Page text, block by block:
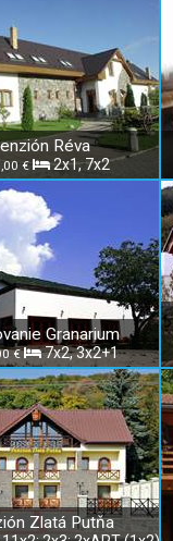
Réva
€ 2x1, 7x2
Granarium
€ 7x2, 3x2+1
Zlatá Putňa